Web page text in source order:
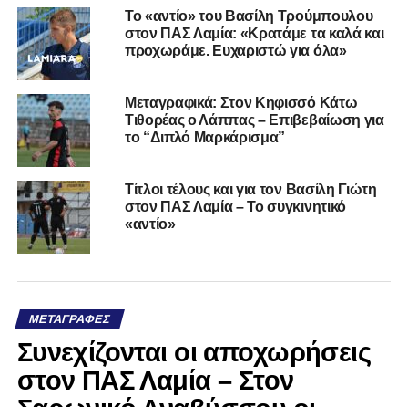
Το «αντίο» του Βασίλη Τρούμπουλου
στον ΠΑΣ Λαμία: «Κρατάμε τα καλά και
προχωράμε. Ευχαριστώ για όλα»
Μεταγραφικά: Στον Κηφισσό Κάτω
Τιθορέας ο Λάππας – Επιβεβαίωση για
το “Διπλό Μαρκάρισμα”
Τίτλοι τέλους και για τον Βασίλη Γιώτη
στον ΠΑΣ Λαμία – Το συγκινητικό
«αντίο»
ΜΕΤΑΓΡΑΦΈΣ
Συνεχίζονται οι αποχωρήσεις
στον ΠΑΣ Λαμία – Στον